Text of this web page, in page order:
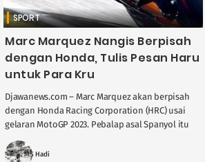
SPORT
Marc Marquez Nangis Berpisah
dengan Honda, Tulis Pesan Haru
untuk Para Kru
Djawanews.com – Marc Marquez akan berpisah
dengan Honda Racing Corporation (HRC) usai
gelaran MotoGP 2023. Pebalap asal Spanyol itu
dengan HRC setahun lebih ....
MS Hadi